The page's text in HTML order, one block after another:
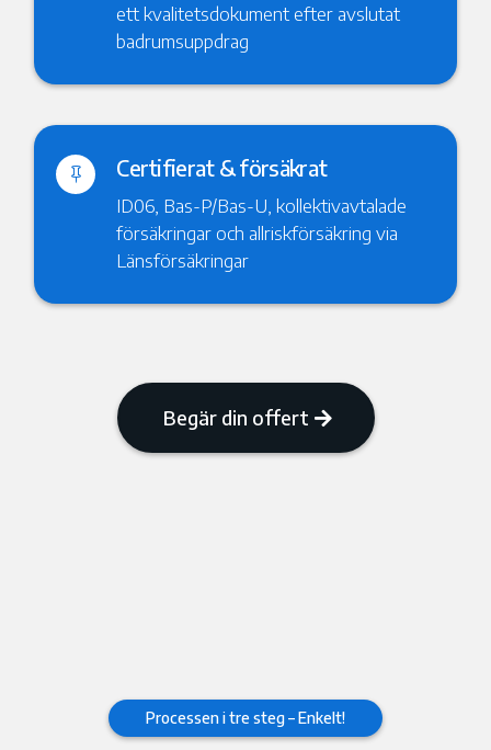
ett kvalitetsdokument efter avslutat
badrumsuppdrag
 Certifierat & försäkrat
ID06, Bas-P/Bas-U, kollektivavtalade
försäkringar och allriskförsäkring via
Länsförsäkringar
Begär din offert
Processen i tre steg – Enkelt!